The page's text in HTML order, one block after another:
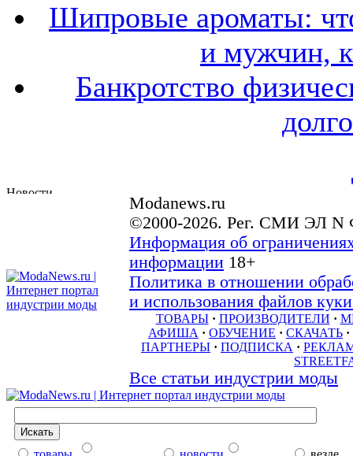
Шипровые ароматы:
и мужчин,
Банкротство
Modanews.ru
©2000-2026. Рег. СМИ ЭЛ N
Информация об
информации 18+
Политика в отношении
и использования файлов
ТОВАРЫ · ПРОИЗВОДИТЕЛИ ·
АФИША · ОБУЧЕНИЕ · СКАЧАТЬ ·
ПАРТНЕРЫ · ПОДПИСКА ·
Все статьи индустрии моды